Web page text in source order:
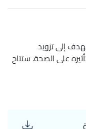
إلى تزويد
على الصحة. ستتاح
الأساسية مثل
الأطعمة. سيتم